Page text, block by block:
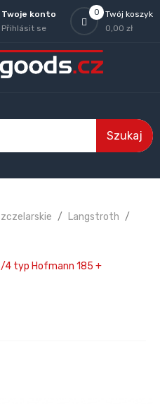
0
Twój koszyk
0,00 zł
Twoje konto
Přihlásit se
Szukaj
Langstroth
4 typ Hofmann 185 +